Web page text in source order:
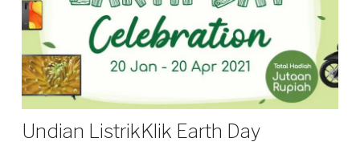
Undian ListrikKlik Earth Day